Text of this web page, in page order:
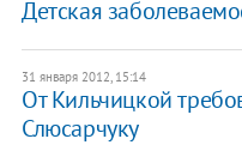
Детская
31 января 2012, 15:14
От Кильчицкой
Слюсарчуку